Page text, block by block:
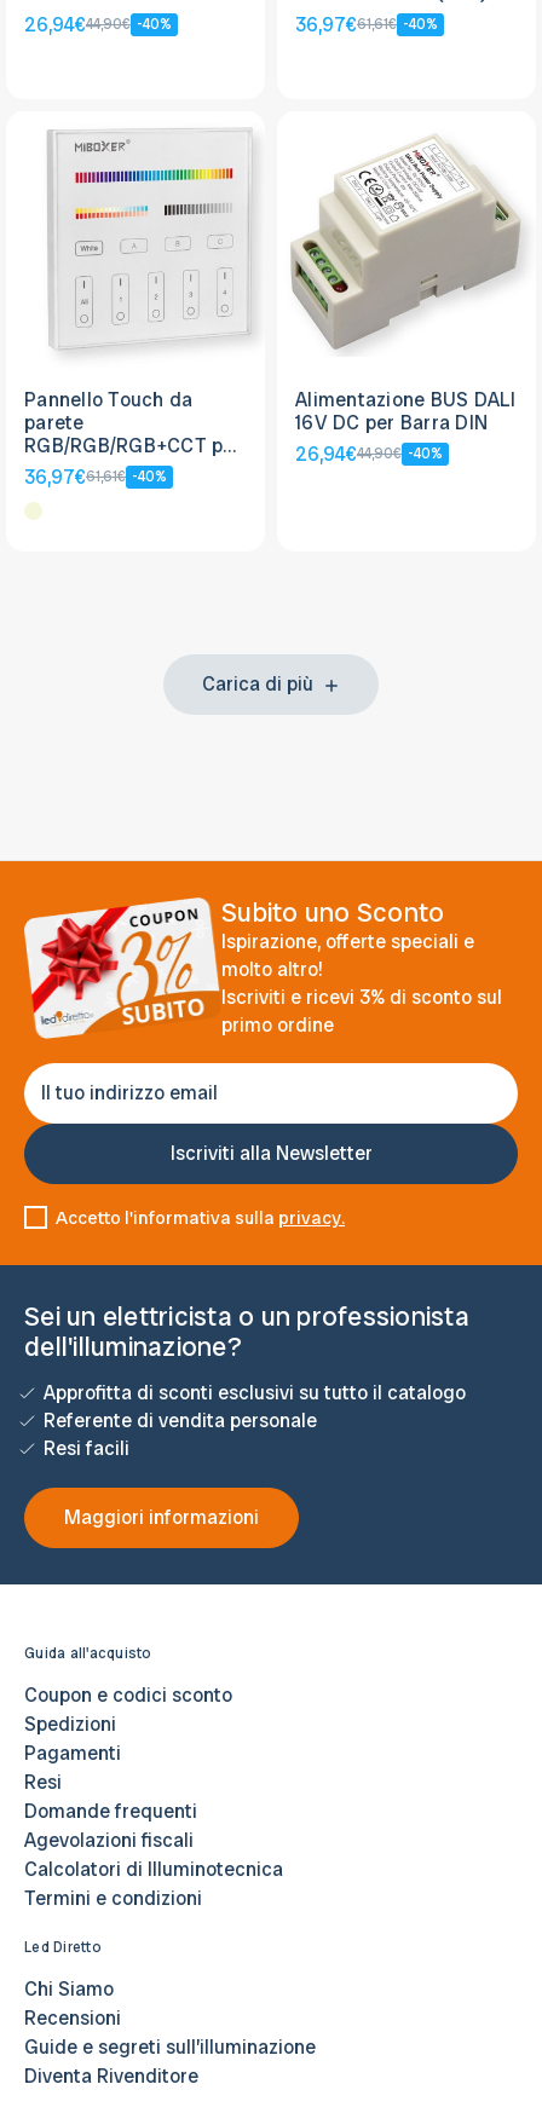
26,94€44,90€ -40%
36,97€61,61€ -40%
Pannello Touch da
parete
RGB/RGB/RGB+CCT per
controller DALI (DT8)
36,97€61,61€ -40%
Alimentazione BUS DALI
16V DC per Barra DIN
26,94€44,90€ -40%
Carica di più
Subito uno Sconto
Ispirazione, offerte speciali e
molto altro!
Iscriviti e ricevi 3% di sconto sul
primo ordine
Accetto l'informativa sulla privacy.
Sei un elettricista o un professionista
dell'illuminazione?
Approfitta di sconti esclusivi su tutto il catalogo
Referente di vendita personale
Resi facili
Maggiori informazioni
Guida all'acquisto
Coupon e codici sconto
Spedizioni
Pagamenti
Resi
Domande frequenti
Agevolazioni fiscali
Calcolatori di Illuminotecnica
Termini e condizioni
Led Diretto
Chi Siamo
Recensioni
Guide e segreti sull’illuminazione
Diventa Rivenditore